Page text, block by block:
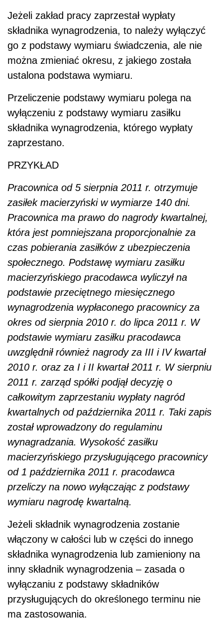
Jeżeli zakład pracy zaprzestał wypłaty
składnika wynagrodzenia, to należy wyłączyć
go z podstawy wymiaru świadczenia, ale nie
można zmieniać okresu, z jakiego została
ustalona podstawa wymiaru.
Przeliczenie podstawy wymiaru polega na
wyłączeniu z podstawy wymiaru zasiłku
składnika wynagrodzenia, którego wypłaty
zaprzestano.
PRZYKŁAD
Pracownica od 5 sierpnia 2011 r. otrzymuje
zasiłek macierzyński w wymiarze 140 dni.
Pracownica ma prawo do nagrody kwartalnej,
która jest pomniejszana proporcjonalnie za
czas pobierania zasiłków z ubezpieczenia
społecznego. Podstawę wymiaru zasiłku
macierzyńskiego pracodawca wyliczył na
podstawie przeciętnego miesięcznego
wynagrodzenia wypłaconego pracownicy za
okres od sierpnia 2010 r. do lipca 2011 r. W
podstawie wymiaru zasiłku pracodawca
uwzględnił również nagrody za III i IV kwartał
2010 r. oraz za I i II kwartał 2011 r. W sierpniu
2011 r. zarząd spółki podjął decyzję o
całkowitym zaprzestaniu wypłaty nagród
kwartalnych od października 2011 r. Taki zapis
został wprowadzony do regulaminu
wynagradzania. Wysokość zasiłku
macierzyńskiego przysługującego pracownicy
od 1 października 2011 r. pracodawca
przeliczy na nowo wyłączając z podstawy
wymiaru nagrodę kwartalną.
Jeżeli składnik wynagrodzenia zostanie
włączony w całości lub w części do innego
składnika wynagrodzenia lub zamieniony na
inny składnik wynagrodzenia – zasada o
wyłączaniu z podstawy składników
przysługujących do określonego terminu nie
ma zastosowania.